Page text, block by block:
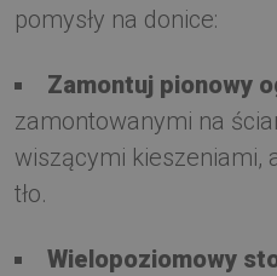
pomysły na donice:
Zamontuj pionowy
zamontowanymi na
wiszącymi kieszeniami,
tło.
Wielopoziomowy